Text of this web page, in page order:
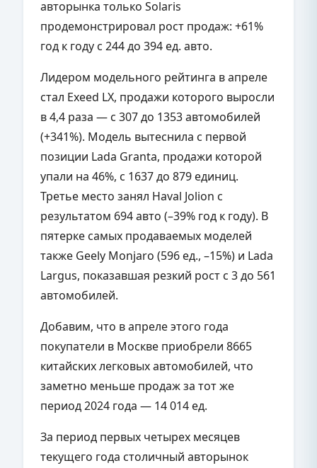
авторынка только Solaris
продемонстрировал рост продаж: +61%
год к году с 244 до 394 ед. авто.
Лидером модельного рейтинга в апреле
стал Exeed LX, продажи которого выросли
в 4,4 раза — с 307 до 1353 автомобилей
(+341%). Модель вытеснила с первой
позиции Lada Granta, продажи которой
упали на 46%, с 1637 до 879 единиц.
Третье место занял Haval Jolion с
результатом 694 авто (–39% год к году). В
пятерке самых продаваемых моделей
также Geely Monjaro (596 ед., –15%) и Lada
Largus, показавшая резкий рост с 3 до 561
автомобилей.
Добавим, что в апреле этого года
покупатели в Москве приобрели 8665
китайских легковых автомобилей, что
заметно меньше продаж за тот же
период 2024 года — 14 014 ед.
За период первых четырех месяцев
текущего года столичный авторынок